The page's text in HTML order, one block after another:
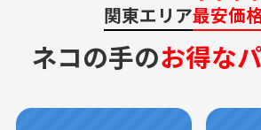
関東エリア最安価
ネコの手のお得な